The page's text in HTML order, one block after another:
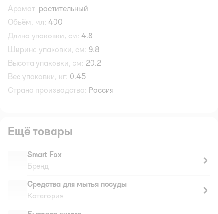
Аромат: растительный
Объём, мл: 400
Длина упаковки, см: 4.8
Ширина упаковки, см: 9.8
Высота упаковки, см: 20.2
Вес упаковки, кг: 0.45
Страна производства: Россия
Ещё товары
Smart Fox
Бренд
Средства для мытья посуды
Категория